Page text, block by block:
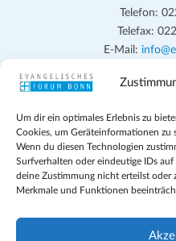
Um dir ein optimales Erlebnis zu
Cookies, um Geräteinformationen zu
Wenn du diesen Technologien
Surfverhalten oder eindeutige IDs
deine Zustimmung nicht erteilst oder
Merkmale und Funktionen
Telefon:
Telefax:
E-Mail:
Das Evangelische Forum
persönlichen, beruflichen,
eingehen, zu offener
anregen und mithelfen, aus der
im individuellen und
denken, zu